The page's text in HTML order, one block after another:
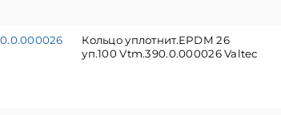
Кольцо уплотнит.EPDM 26
уп.100 Vtm.390.0.000026 Valtec